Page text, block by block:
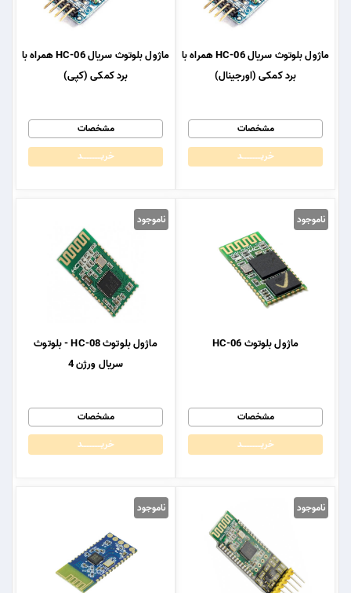
ماژول بلوتوث سریال HC-06 همراه با
برد کمکی (اورجینال)
مشخصات
خریــــــــــــد
ماژول بلوتوث سریال HC-06 همراه با
برد کمکی (کپی)
مشخصات
خریــــــــــــد
ناموجود
ماژول بلوتوث HC-06
مشخصات
خریــــــــــــد
ناموجود
ماژول بلوتوث HC-08 - بلوتوث
سریال ورژن 4
مشخصات
خریــــــــــــد
ناموجود ناموجود